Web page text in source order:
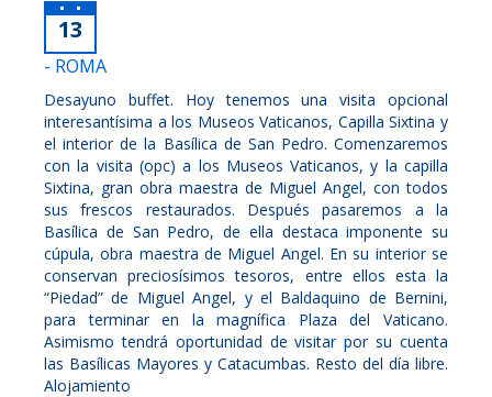
13
- ROMA
Desayuno buffet. Hoy tenemos una visita opcional
interesantísima a los Museos Vaticanos, Capilla Sixtina y
el interior de la Basílica de San Pedro. Comenzaremos
con la visita (opc) a los Museos Vaticanos, y la capilla
Sixtina, gran obra maestra de Miguel Angel, con todos
sus frescos restaurados. Después pasaremos a la
Basílica de San Pedro, de ella destaca imponente su
cúpula, obra maestra de Miguel Angel. En su interior se
conservan preciosísimos tesoros, entre ellos esta la
“Piedad” de Miguel Angel, y el Baldaquino de Bernini,
para terminar en la magnífica Plaza del Vaticano.
Asimismo tendrá oportunidad de visitar por su cuenta
las Basílicas Mayores y Catacumbas. Resto del día libre.
Alojamiento